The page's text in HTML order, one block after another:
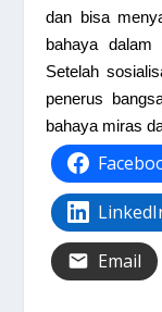
dan bisa
bahaya dalam
Setelah
penerus
bahaya miras
Email